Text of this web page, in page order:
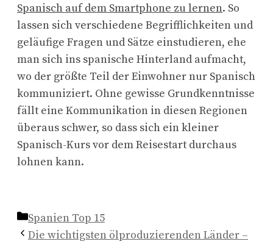
Spanisch auf dem Smartphone zu lernen. So
lassen sich verschiedene Begrifflichkeiten und
geläufige Fragen und Sätze einstudieren, ehe
man sich ins spanische Hinterland aufmacht,
wo der größte Teil der Einwohner nur Spanisch
kommuniziert. Ohne gewisse Grundkenntnisse
fällt eine Kommunikation in diesen Regionen
überaus schwer, so dass sich ein kleiner
Spanisch-Kurs vor dem Reisestart durchaus
lohnen kann.
Kategorien
Spanien Top 15
Die wichtigsten ölproduzierenden Länder –